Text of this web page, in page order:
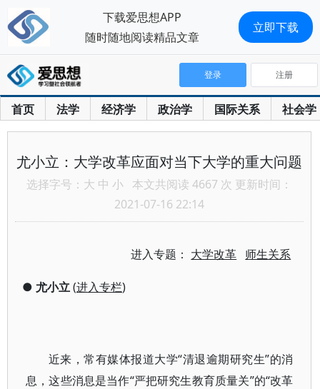
首页 法学 经济学 政治学 国际关系 社会学
登录 注册
尤小立：大学改革应面对当下大学的重大问题
选择字号： 大 中 小 本文共阅读 4667 次 更新时间：
2021-07-16 22:14
进入专题： 大学改革 师生关系
● 尤小立(进入专栏)
近来，常有媒体报道大学“清退逾期研究生”的消
息，这些消息是当作“严把研究生教育质量关”的“改革
下载爱思想APP
随时随地阅读精品文章
立即下载